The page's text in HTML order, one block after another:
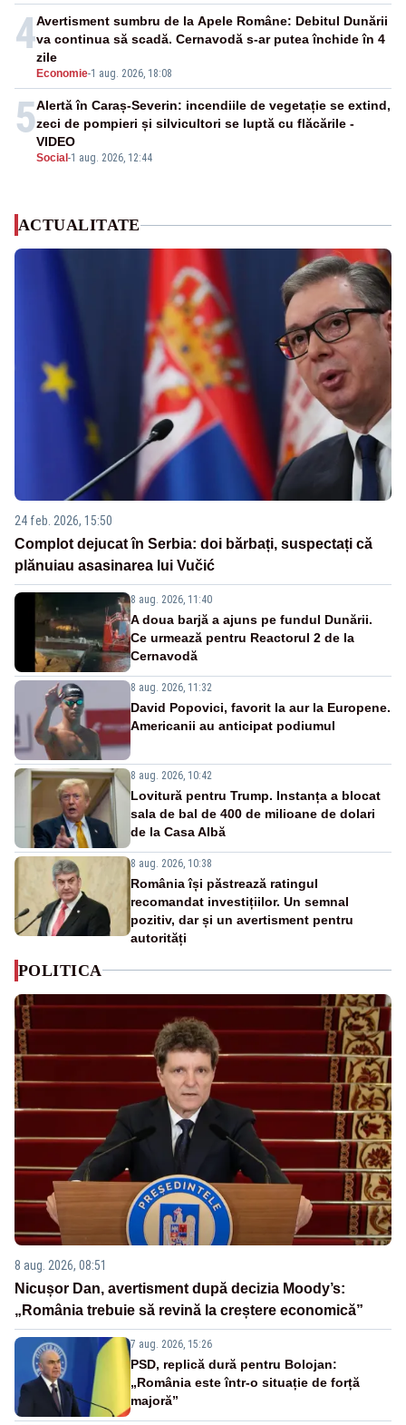
4
Economie-1 aug. 2026, 18:08
Avertisment sumbru de la Apele Române: Debitul Dunării
va continua să scadă. Cernavodă s-ar putea închide în 4
zile
5
Social -1 aug. 2026, 12:44
Alertă în Caraș-Severin: incendiile de vegetație se extind,
zeci de pompieri și silvicultori se luptă cu flăcările -
VIDEO
ACTUALITATE
24 feb. 2026, 15:50
Complot dejucat în Serbia: doi bărbați, suspectați că
plănuiau asasinarea lui Vučić
8 aug. 2026, 11:40
A doua barjă a ajuns pe fundul Dunării.
Ce urmează pentru Reactorul 2 de la
Cernavodă
8 aug. 2026, 11:32
David Popovici, favorit la aur la Europene.
Americanii au anticipat podiumul
8 aug. 2026, 10:42
Lovitură pentru Trump. Instanța a blocat
sala de bal de 400 de milioane de dolari
de la Casa Albă
8 aug. 2026, 10:38
România își păstrează ratingul
recomandat investițiilor. Un semnal
pozitiv, dar și un avertisment pentru
autorități
POLITICA
8 aug. 2026, 08:51
Nicușor Dan, avertisment după decizia Moody’s:
„România trebuie să revină la creștere economică”
7 aug. 2026, 15:26
PSD, replică dură pentru Bolojan:
„România este într-o situație de forță
majoră”